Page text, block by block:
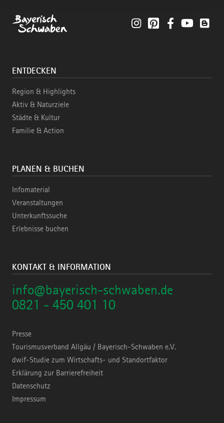
InstagramPinterestFacebookYouTube
ENTDECKEN
Region & Highlights
Aktiv & Naturziele
Städte & Kultur
Familie & Action
PLANEN & BUCHEN
Infomaterial
Veranstaltungen
Unterkunftssuche
Erlebnisse buchen
KONTAKT & INFORMATION
info@bayerisch-schwaben.de
0821 - 450 401 10
Presse
Tourismusverband Allgäu / Bayerisch-Schwaben e.V.
dwif-Studie zum Wirtschafts- und Standortfaktor
Erklärung zur Barrierefreiheit
Datenschutz
Impressum